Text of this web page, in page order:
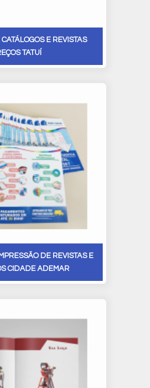
E REVISTAS
TATUÍ
DE REVISTAS E
CIDADE ADEMAR